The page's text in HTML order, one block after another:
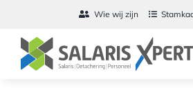
inhoud
Wie wij zijn